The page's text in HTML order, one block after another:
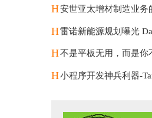
H安世亚太增材制造业务
H雷诺新能源规划曝光
H不是平板无用，而是你
H小程序开发神兵利器-